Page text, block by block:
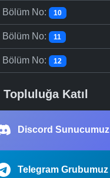
Bölüm No: 10
Bölüm No: 11
Bölüm No: 12
Topluluğa Katıl
Discord Sunucumuz
Telegram Grubumuz